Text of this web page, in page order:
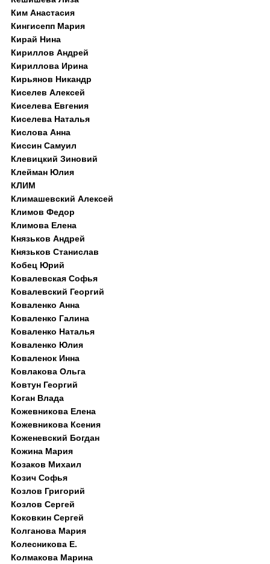
Ким Анастасия
Кингисепп Мария
Кирай Нина
Кириллов Андрей
Кириллова Ирина
Кирьянов Никандр
Киселев Алексей
Киселева Евгения
Киселева Наталья
Кислова Анна
Киссин Самуил
Клевицкий Зиновий
Клейман Юлия
КЛИМ
Климашевский Алексей
Климов Федор
Климова Елена
Князьков Андрей
Князьков Станислав
Кобец Юрий
Ковалевская Софья
Ковалевский Георгий
Коваленко Анна
Коваленко Галина
Коваленко Наталья
Коваленко Юлия
Коваленок Инна
Ковлакова Ольга
Ковтун Георгий
Коган Влада
Кожевникова Елена
Кожевникова Ксения
Коженевский Богдан
Кожина Мария
Козаков Михаил
Козич Софья
Козлов Григорий
Козлов Сергей
Коковкин Сергей
Колганова Мария
Колесникова Е.
Колмакова Марина